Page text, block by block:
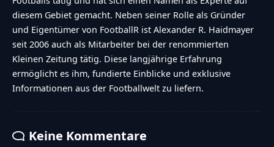
diesem Gebiet gemacht. Neben seiner Rolle als Gründer
und Eigentümer von FootballR ist Alexander R. Haidmayer
seit 2006 auch als Mitarbeiter bei der renommierten
Kleinen Zeitung tätig. Diese langjährige Erfahrung
ermöglicht es ihm, fundierte Einblicke und exklusive
Informationen aus der Footballwelt zu liefern.
Keine Kommentare